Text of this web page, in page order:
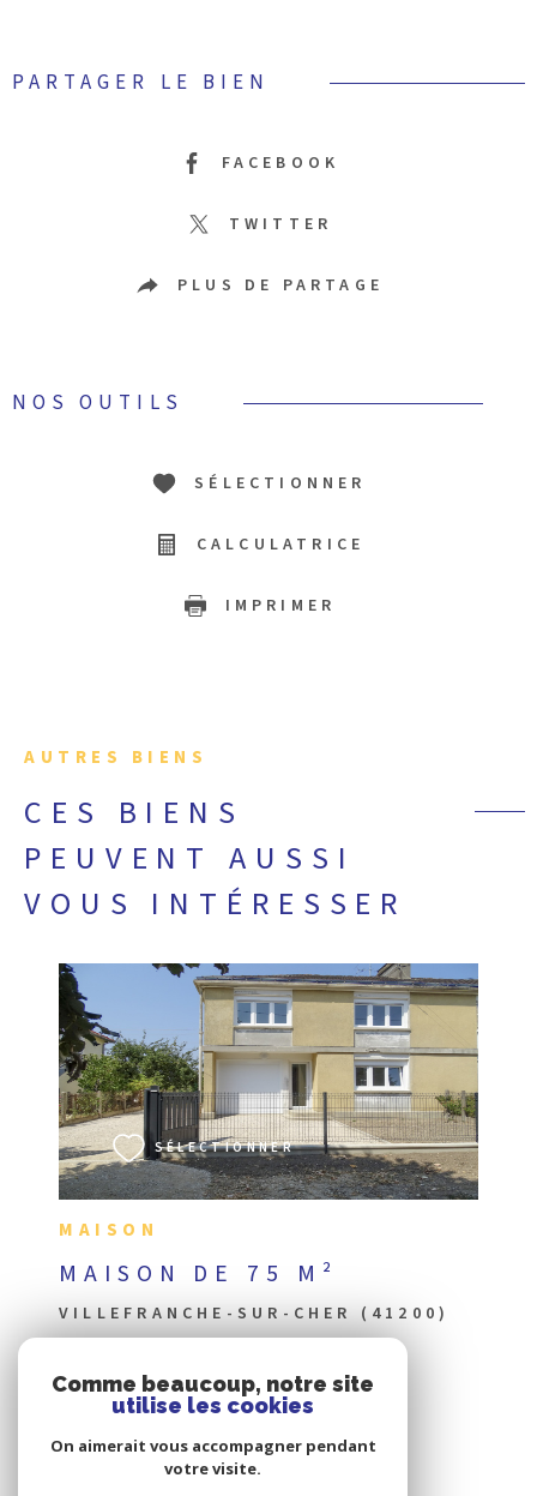
PARTAGER LE BIEN
FACEBOOK
TWITTER
PLUS DE PARTAGE
NOS OUTILS
SÉLECTIONNER
CALCULATRICE
IMPRIMER
AUTRES BIENS
CES BIENS
PEUVENT AUSSI
VOUS INTÉRESSER
MAISON
MAISON DE 75 M²
VILLEFRANCHE-SUR-CHER (41200)
SÉLECTIONNER
VOIR LE BIEN
Comme beaucoup, notre site
utilise les cookies
On aimerait vous accompagner pendant
votre visite.